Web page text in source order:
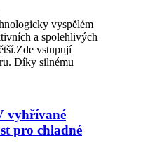
vyspělém
a spolehlivých
vstupují
Díky silnému
vyhřívané
pro chladné